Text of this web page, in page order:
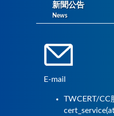
新聞公告
News
E-mail
TWCERT/CC